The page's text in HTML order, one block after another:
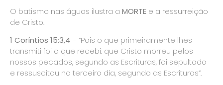
O batismo nas águas ilustra a MORTE e a ressurreição
de Cristo.
1 Coríntios 15:3,4 – “Pois o que primeiramente lhes
transmiti foi o que recebi: que Cristo morreu pelos
nossos pecados, segundo as Escrituras, foi sepultado
e ressuscitou no terceiro dia, segundo as Escrituras”.